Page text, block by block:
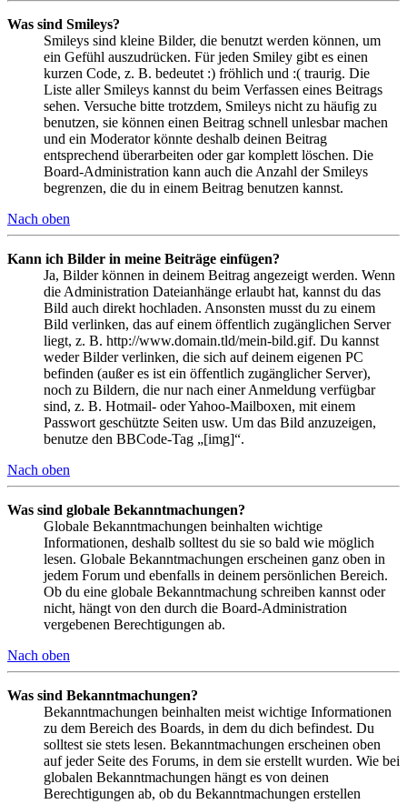
Was sind Smileys?
Smileys sind kleine Bilder, die benutzt werden können, um
ein Gefühl auszudrücken. Für jeden Smiley gibt es einen
kurzen Code, z. B. bedeutet :) fröhlich und :( traurig. Die
Liste aller Smileys kannst du beim Verfassen eines Beitrags
sehen. Versuche bitte trotzdem, Smileys nicht zu häufig zu
benutzen, sie können einen Beitrag schnell unlesbar machen
und ein Moderator könnte deshalb deinen Beitrag
entsprechend überarbeiten oder gar komplett löschen. Die
Board-Administration kann auch die Anzahl der Smileys
begrenzen, die du in einem Beitrag benutzen kannst.
Nach oben
Kann ich Bilder in meine Beiträge einfügen?
Ja, Bilder können in deinem Beitrag angezeigt werden. Wenn
die Administration Dateianhänge erlaubt hat, kannst du das
Bild auch direkt hochladen. Ansonsten musst du zu einem
Bild verlinken, das auf einem öffentlich zugänglichen Server
liegt, z. B. http://www.domain.tld/mein-bild.gif. Du kannst
weder Bilder verlinken, die sich auf deinem eigenen PC
befinden (außer es ist ein öffentlich zugänglicher Server),
noch zu Bildern, die nur nach einer Anmeldung verfügbar
sind, z. B. Hotmail- oder Yahoo-Mailboxen, mit einem
Passwort geschützte Seiten usw. Um das Bild anzuzeigen,
benutze den BBCode-Tag „[img]“.
Nach oben
Was sind globale Bekanntmachungen?
Globale Bekanntmachungen beinhalten wichtige
Informationen, deshalb solltest du sie so bald wie möglich
lesen. Globale Bekanntmachungen erscheinen ganz oben in
jedem Forum und ebenfalls in deinem persönlichen Bereich.
Ob du eine globale Bekanntmachung schreiben kannst oder
nicht, hängt von den durch die Board-Administration
vergebenen Berechtigungen ab.
Nach oben
Was sind Bekanntmachungen?
Bekanntmachungen beinhalten meist wichtige Informationen
zu dem Bereich des Boards, in dem du dich befindest. Du
solltest sie stets lesen. Bekanntmachungen erscheinen oben
auf jeder Seite des Forums, in dem sie erstellt wurden. Wie bei
globalen Bekanntmachungen hängt es von deinen
Berechtigungen ab, ob du Bekanntmachungen erstellen